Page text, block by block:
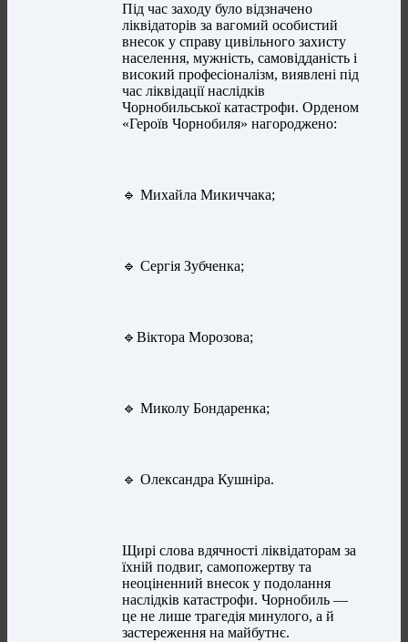
Під час заходу було відзначено
ліквідаторів за вагомий особистий
внесок у справу цивільного захисту
населення, мужність, самовідданість і
високий професіоналізм, виявлені під
час ліквідації наслідків
Чорнобильської катастрофи. Орденом
«Героїв Чорнобиля» нагороджено:
🔹 Михайла Микиччака;
🔹 Сергія Зубченка;
🔹Віктора Морозова;
🔹 Миколу Бондаренка;
🔹 Олександра Кушніра.
Щирі слова вдячності ліквідаторам за
їхній подвиг, самопожертву та
неоціненний внесок у подолання
наслідків катастрофи. Чорнобиль —
це не лише трагедія минулого, а й
застереження на майбутнє.